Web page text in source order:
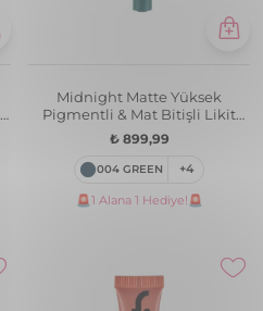
Midnight Matte Yüksek
Pigmentli & Mat Bitişli Likit
Göz Kalemi
₺ 899,99
004 GREEN +4
🚨1 Alana 1 Hediye!🚨